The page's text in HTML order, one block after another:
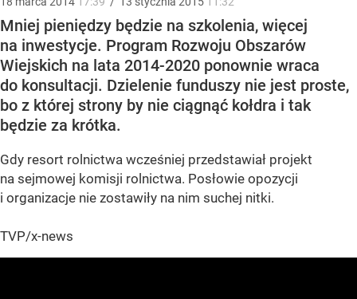
Mniej pieniędzy będzie na szkolenia, więcej
na inwestycje. Program Rozwoju Obszarów
Wiejskich na lata 2014-2020 ponownie wraca
do konsultacji. Dzielenie funduszy nie jest proste,
bo z której strony by nie ciągnąć kołdra i tak
będzie za krótka.
Gdy resort rolnictwa wcześniej przedstawiał projekt
na sejmowej komisji rolnictwa. Posłowie opozycji
i organizacje nie zostawiły na nim suchej nitki.
TVP/x-news